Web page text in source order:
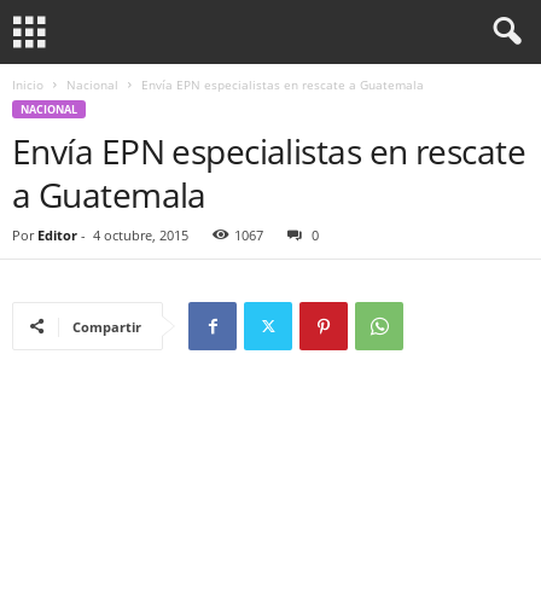
Inicio Nacional Envía EPN especialistas en rescate a Guatemala
NACIONAL
Envía EPN especialistas en rescate
a Guatemala
Por Editor - 4 octubre, 2015 1067 0
Compartir